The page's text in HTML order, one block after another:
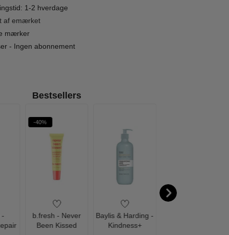
1-2 hverdage
af emærket
mærker
- Ingen abonnement
Bestsellers
-
-40%
b.fresh - Never
Been Kissed
Baylis & Harding -
Kindness+